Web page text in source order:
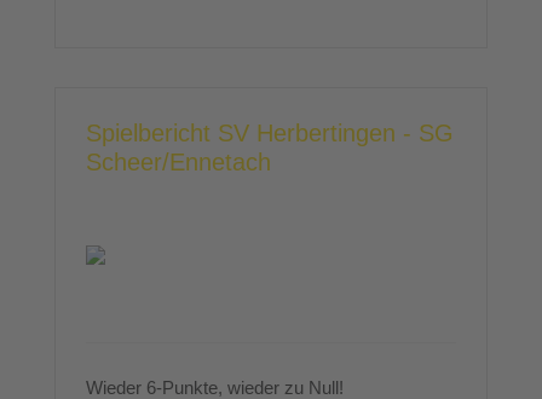
Spielbericht SV Herbertingen - SG
Scheer/Ennetach
Wieder 6-Punkte, wieder zu Null!